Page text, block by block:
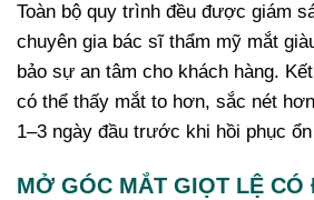
Toàn bộ quy trình đều được giám
chuyên gia bác sĩ thẩm mỹ mắt
bảo sự an tâm cho khách hàng.
có thể thấy mắt to hơn, sắc nét
1–3 ngày đầu trước khi hồi phục
MỞ GÓC MẮT GIỌT LỆ CÓ